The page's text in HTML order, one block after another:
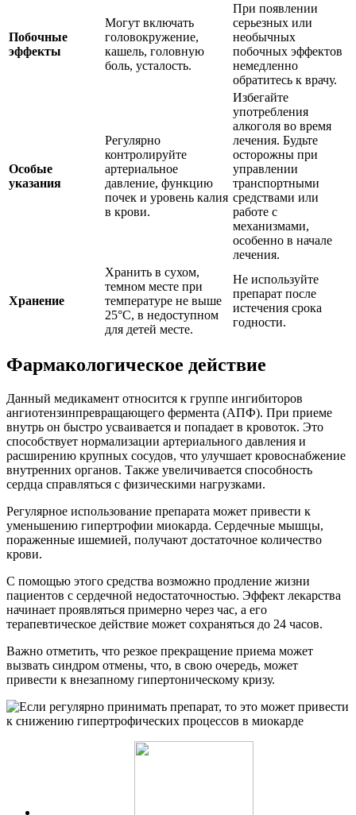
Побочные
эффекты
Могут включать
головокружение,
кашель, головную
боль, усталость.
При появлении
серьезных или
необычных
побочных эффектов
немедленно
обратитесь к врачу.
Особые
указания
Регулярно
контролируйте
артериальное
давление, функцию
почек и уровень калия
в крови.
Избегайте
употребления
алкоголя во время
лечения. Будьте
осторожны при
управлении
транспортными
средствами или
работе с
механизмами,
особенно в начале
лечения.
Хранение
Хранить в сухом,
темном месте при
температуре не выше
25°C, в недоступном
для детей месте.
Не используйте
препарат после
истечения срока
годности.
Фармакологическое действие
Данный медикамент относится к группе ингибиторов
ангиотензинпревращающего фермента (АПФ). При приеме
внутрь он быстро усваивается и попадает в кровоток. Это
способствует нормализации артериального давления и
расширению крупных сосудов, что улучшает кровоснабжение
внутренних органов. Также увеличивается способность
сердца справляться с физическими нагрузками.
Регулярное использование препарата может привести к
уменьшению гипертрофии миокарда. Сердечные мышцы,
пораженные ишемией, получают достаточное количество
крови.
С помощью этого средства возможно продление жизни
пациентов с сердечной недостаточностью. Эффект лекарства
начинает проявляться примерно через час, а его
терапевтическое действие может сохраняться до 24 часов.
Важно отметить, что резкое прекращение приема может
вызвать синдром отмены, что, в свою очередь, может
привести к внезапному гипертоническому кризу.